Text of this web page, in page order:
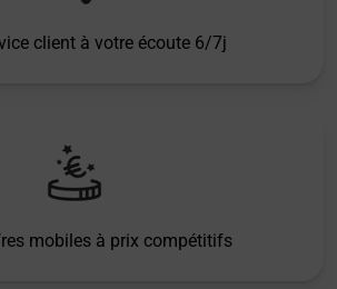
client à votre écoute 6/7j
mobiles à prix compétitifs